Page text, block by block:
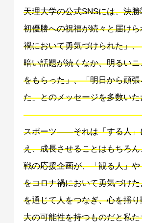
天理大学の公式SNSには、決
初優勝への祝福が続々と届け
禍において勇気づけられた」
暗い話題が続くなか、明るい
をもらった」、「明日から頑
た」とのメッセージを多数い
スポーツ——それは「する人」
え、成長させることはもちろ
戦の応援企画が、「観る人」
をコロナ禍において勇気づけ
を通じて人をつなぎ、心を揺
大の可能性を持つものだと私